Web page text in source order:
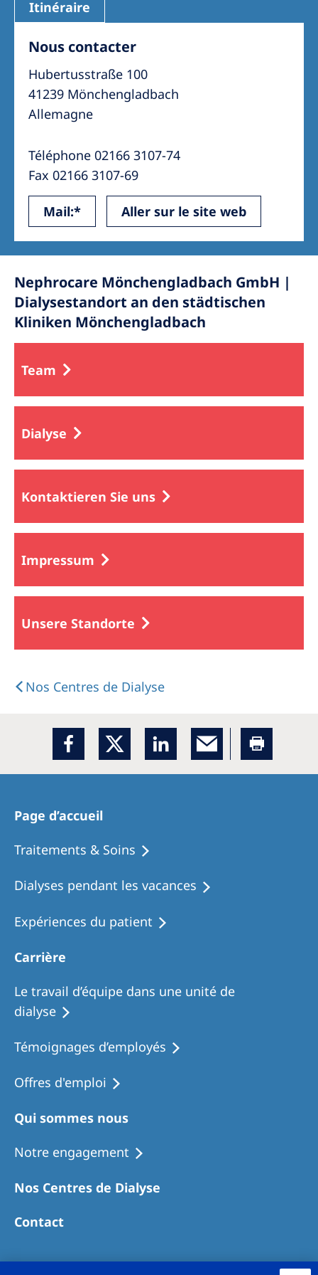
Itinéraire
Nous contacter
Hubertusstraße 100
41239 Mönchengladbach
Allemagne
Téléphone 02166 3107-74
Fax 02166 3107-69
Mail:* Aller sur le site web
Nephrocare Mönchengladbach GmbH |
Dialysestandort an den städtischen
Kliniken Mönchengladbach
Team
Dialyse
Kontaktieren Sie uns
Impressum
Unsere Standorte
Nos Centres de Dialyse
Page d’accueil
Traitements & Soins
Dialyses pendant les vacances
Expériences du patient
Carrière
Le travail d’équipe dans une unité de
dialyse
Témoignages d’employés
Offres d'emploi
Qui sommes nous
Notre engagement
Nos Centres de Dialyse
Contact